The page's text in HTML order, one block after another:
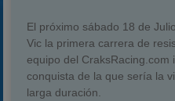
El próximo sábado 18 de
Vic la primera carrera de
equipo del CraksRacing.com
conquista de la que sería la
larga duración.